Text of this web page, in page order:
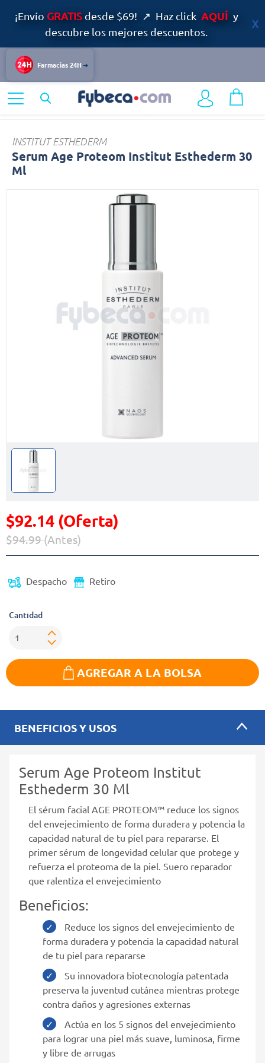
¡Envío GRATISdesde $69! ↗ Haz click AQUÍ y
descubre los mejores descuentos.
Farmacias 24H
Dermocosmética Cuidado Especializado del Rostro
INSTITUT ESTHEDERM
Serum Age Proteom Institut Esthederm 30
Ml
$92.14 (Oferta)
Precio reducido de
$94.99(Antes)
Despacho Retiro
Cantidad
AGREGAR A LA BOLSA
BENEFICIOS Y USOS
Serum Age Proteom Institut
Esthederm 30 Ml
El sérum facial AGE PROTEOM™ reduce los signos
del envejecimiento de forma duradera y potencia la
capacidad natural de tu piel para repararse. El
primer sérum de longevidad celular que protege y
refuerza el proteoma de la piel. Suero reparador
que ralentiza el envejecimiento
Beneficios:
Reduce los signos del envejecimiento de
forma duradera y potencia la capacidad natural
de tu piel para repararse
Su innovadora biotecnología patentada
preserva la juventud cutánea mientras protege
contra daños y agresiones externas
Actúa en los 5 signos del envejecimiento
para lograr una piel más suave, luminosa, firme
y libre de arrugas